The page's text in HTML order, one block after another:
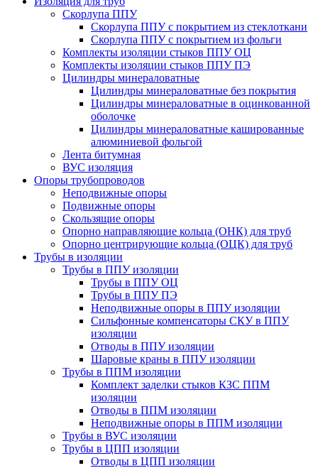
Скорлупа ППУ
Скорлупа ППУ с покрытием из стеклоткани
Скорлупа ППУ с покрытием из фольги
Комплекты изоляции стыков ППУ ОЦ
Комплекты изоляции стыков ППУ ПЭ
Цилиндры минераловатные
Цилиндры минераловатные без покрытия
Цилиндры минераловатные в оцинкованной
оболочке
Цилиндры минераловатные кашированные
алюминиевой фольгой
Лента битумная
ВУС изоляция
Опоры трубопроводов
Неподвижные опоры
Подвижные опоры
Скользящие опоры
Опорно направляющие кольца (ОНК) для труб
Опорно центрирующие кольца (ОЦК) для труб
Трубы в изоляции
Трубы в ППУ изоляции
Трубы в ППУ ОЦ
Трубы в ППУ ПЭ
Неподвижные опоры в ППУ изоляции
Сильфонные компенсаторы СКУ в ППУ
изоляции
Отводы в ППУ изоляции
Шаровые краны в ППУ изоляции
Трубы в ППМ изоляции
Комплект заделки стыков КЗС ППМ
изоляции
Отводы в ППМ изоляции
Неподвижные опоры в ППМ изоляции
Трубы в ВУС изоляции
Трубы в ЦПП изоляции
Отводы в ЦПП изоляции